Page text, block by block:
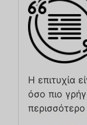
Η επιτυχία
όσο πιο